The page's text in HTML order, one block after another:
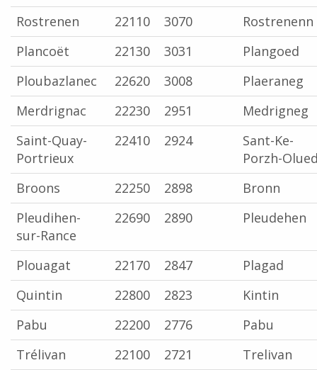
Rostrenen 22110 3070
Rostrenenn
Plancoët
22130 3031
Plangoed
Ploubazlanec
22620 3008
Plaeraneg
Merdrignac
22230 2951
Medrigneg
Saint-Quay-
Portrieux
22410 2924
Sant-Ke-
Porzh-
Broons
22250 2898
Bronn
Pleudihen-
sur-Rance
22690 2890 Pleudehen
Plouagat 22170 2847
Plagad
Quintin
22800 2823
Kintin
Pabu
22200 2776
Pabu
Trélivan
22100 2721
Trelivan